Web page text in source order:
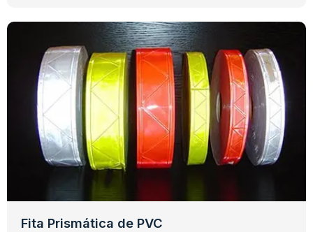
Fita Prismática de PVC